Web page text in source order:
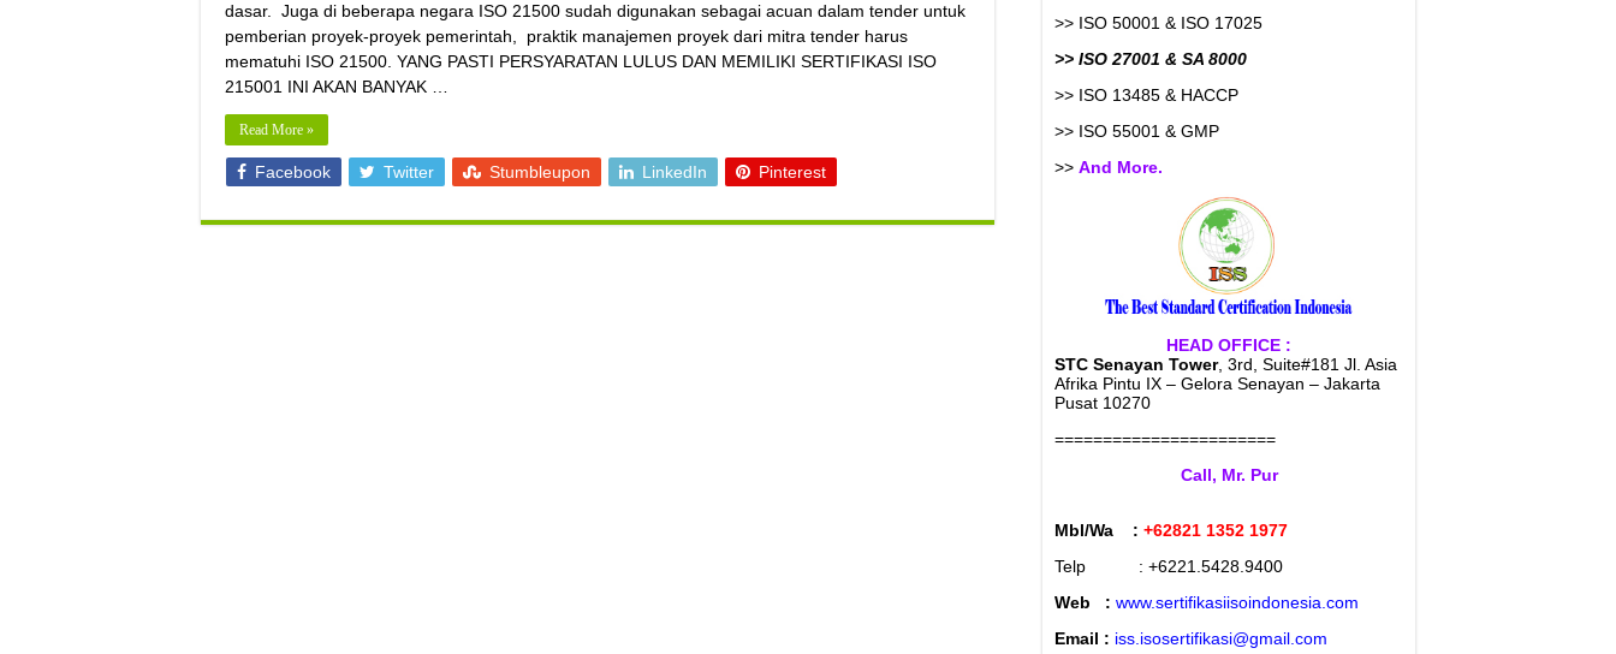
dasar. Juga di beberapa negara ISO 21500 sudah digunakan sebagai acuan dalam tender untuk
pemberian proyek-proyek pemerintah, praktik manajemen proyek dari mitra tender harus
mematuhi ISO 21500. YANG PASTI PERSYARATAN LULUS DAN MEMILIKI SERTIFIKASI ISO
215001 INI AKAN BANYAK …
Read More »
Facebook Twitter Stumbleupon LinkedIn Pinterest
>> ISO 50001 & ISO 17025
>> ISO 27001 & SA 8000
>> ISO 13485 & HACCP
>> ISO 55001 & GMP
>> And More.
HEAD OFFICE :
STC Senayan Tower, 3rd, Suite#181 Jl. Asia
Afrika Pintu IX – Gelora Senayan – Jakarta
Pusat 10270
=======================
Call, Mr. Pur
Mbl/Wa : +62821 1352 1977
Telp : +6221.5428.9400
Web : www.sertifikasiisoindonesia.com
Email : iss.isosertifikasi@gmail.com